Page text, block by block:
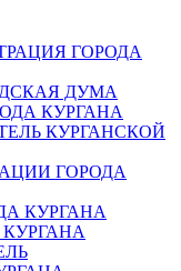
ГОРОДА
ДУМА
КУРГАНА
КУРГАНСКОЙ
ГОРОДА
КУРГАНА